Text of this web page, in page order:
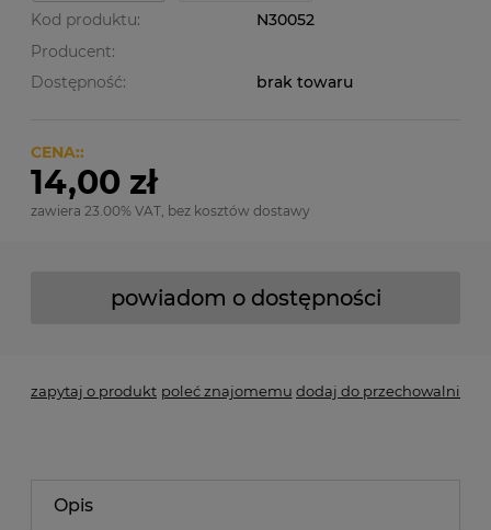
Kod produktu:
N30052
Producent:
Dostępność:
brak towaru
CENA::
14,00 zł
zawiera 23.00% VAT, bez kosztów dostawy
powiadom o dostępności
zapytaj o produkt poleć znajomemu dodaj do przechowalni
Opis